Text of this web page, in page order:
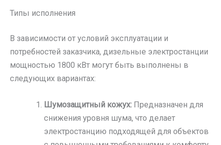
Типы исполнения
В зависимости от условий эксплуатации и
потребностей заказчика, дизельные электростанции
мощностью 1800 кВт могут быть выполнены в
следующих вариантах:
Шумозащитный кожух: Предназначен для
снижения уровня шума, что делает
электростанцию подходящей для объектов